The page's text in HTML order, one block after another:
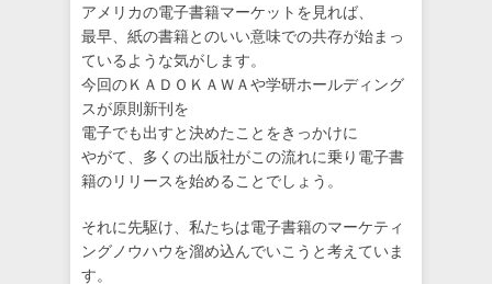
アメリカの電子書籍マーケットを見れば、
最早、紙の書籍とのいい意味での共存が始まっ
ているような気がします。
今回のＫＡＤＯＫＡＷＡや学研ホールディング
スが原則新刊を
電子でも出すと決めたことをきっかけに
やがて、多くの出版社がこの流れに乗り電子書
籍のリリースを始めることでしょう。
それに先駆け、私たちは電子書籍のマーケティ
ングノウハウを溜め込んでいこうと考えていま
す。